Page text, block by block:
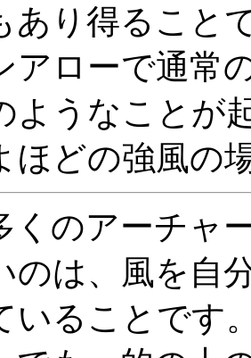
あり得ること
アローで通常
ようなことが
ほどの強風の
のアーチャ
のは、風を自
いることです